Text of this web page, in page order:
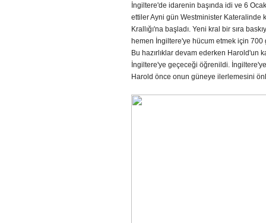
İngiltere'de idarenin başında idi ve 6
ettiler Ayni gün Westminister Kateralinde
Krallığı'na başladı. Yeni kral bir sıra
hemen İngiltere'ye hücum etmek için
Bu hazırlıklar devam ederken Harold'un
İngiltere'ye geçeceği öğrenildi.
Harold önce onun güneye ilerlemesini